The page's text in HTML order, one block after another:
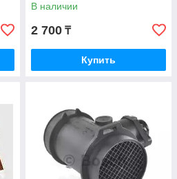
В наличии
2 700 ₸
Купить